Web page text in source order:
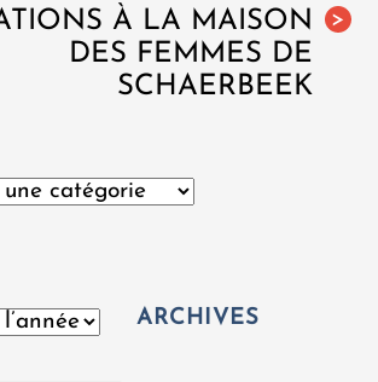
>
À LA MAISON
DES FEMMES DE
SCHAERBEEK
ARCHIVES